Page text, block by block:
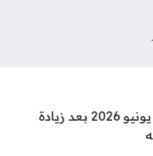
أسعار البنزين والسولار الثلاثاء 16 يونيو 2026 بعد زيادة